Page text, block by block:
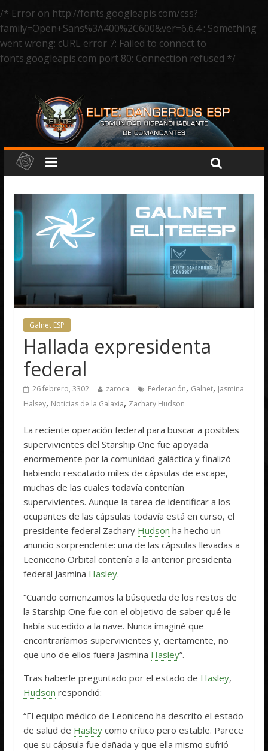
/* Error on http://fonts.googleapis.com/css?
family=Open+Sans%3A400%2C600&ver=6.6.4 : Something
went wrong: cURL error 7: Failed to connect to
fonts.googleapis.com port 80: Connection refused */
Galnet ESP
Hallada expresidenta
federal
26 febrero, 3302 zaroca Federación, Galnet, Jasmina
Halsey, Noticias de la Galaxia, Zachary Hudson
La reciente operación federal para buscar a posibles
supervivientes del Starship One fue apoyada
enormemente por la comunidad galáctica y finalizó
habiendo rescatado miles de cápsulas de escape,
muchas de las cuales todavía contenían
supervivientes. Aunque la tarea de identificar a los
ocupantes de las cápsulas todavía está en curso, el
presidente federal Zachary Hudson ha hecho un
anuncio sorprendente: una de las cápsulas llevadas a
Leoniceno Orbital contenía a la anterior presidenta
federal Jasmina Hasley.
“Cuando comenzamos la búsqueda de los restos de
la Starship One fue con el objetivo de saber qué le
había sucedido a la nave. Nunca imaginé que
encontraríamos supervivientes y, ciertamente, no
que uno de ellos fuera Jasmina Hasley”.
Tras haberle preguntado por el estado de Hasley,
Hudson respondió:
“El equipo médico de Leoniceno ha descrito el estado
de salud de Hasley como crítico pero estable. Parece
que su cápsula fue dañada y que ella mismo sufrió